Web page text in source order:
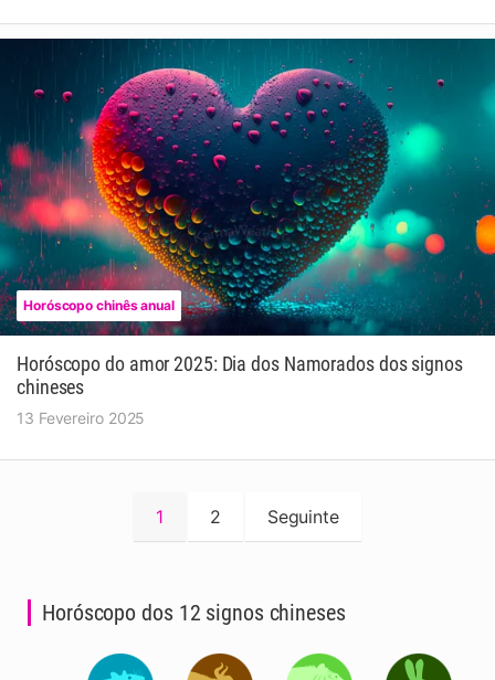
Horóscopo chinês anual
Horóscopo do amor 2025: Dia dos Namorados dos signos
chineses
13 Fevereiro 2025
1 2 Seguinte
Horóscopo dos 12 signos chineses